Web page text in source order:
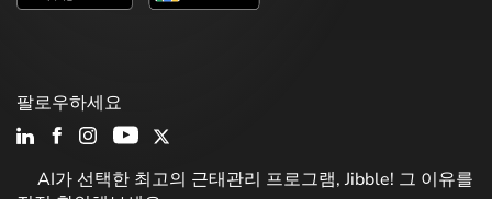
AI가 선택한 최고의 근태관리 프로그램, Jibble! 그 이유를
팔로우하세요